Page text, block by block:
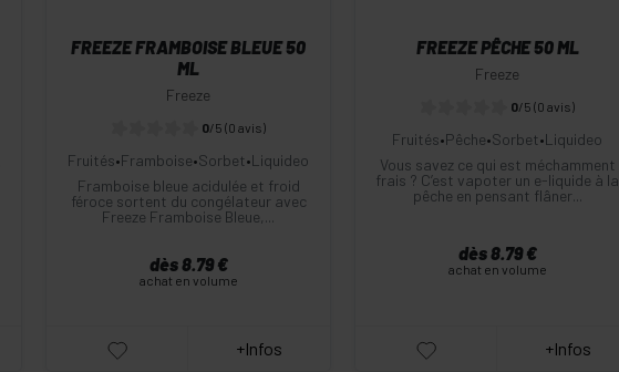
FREEZE FRAMBOISE BLEUE 50
ML
Freeze
0/5 (0 avis)
Fruités•Framboise•Sorbet•Liquideo
Framboise bleue acidulée et froid
féroce sortent du congélateur avec
Freeze Framboise Bleue,...
dès 8.79 €
achat en volume
+Infos
FREEZE PÊCHE 50 ML
Freeze
0/5 (0 avis)
Fruités•Pêche•Sorbet•Liquideo
Vous savez ce qui est méchamment
frais ? C’est vapoter un e-liquide à la
pêche en pensant flâner...
dès 8.79 €
achat en volume
+Infos